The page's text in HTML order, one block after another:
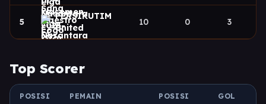
5
PERSIKUTIM
United
10 0 3
Top Scorer
POSISI PEMAIN POSISI GOL